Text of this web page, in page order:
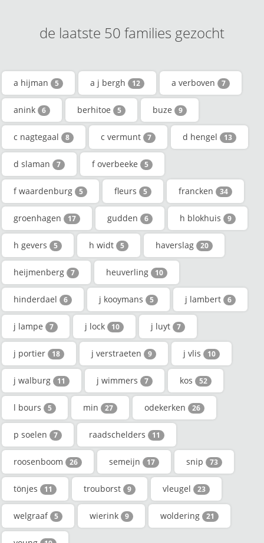
de laatste 50 families gezocht
a hijman 5 a j bergh 12 a verboven 7
anink 6 berhitoe 5 buze 9
c nagtegaal 8 c vermunt 7 d hengel 13
d slaman 7 f overbeeke 5
f waardenburg 5 fleurs 5 francken 34
groenhagen 17 gudden 6 h blokhuis 9
h gevers 5 h widt 5 haverslag 20
heijmenberg 7 heuverling 10
hinderdael 6 j kooymans 5 j lambert 6
j lampe 7 j lock 10 j luyt 7
j portier 18 j verstraeten 9 j vlis 10
j walburg 11 j wimmers 7 kos 52
l bours 5 min 27 odekerken 26
p soelen 7 raadschelders 11
roosenboom 26 semeijn 17 snip 73
tönjes 11 trouborst 9 vleugel 23
welgraaf 5 wierink 9 woldering 21